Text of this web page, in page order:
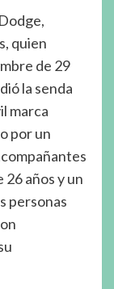
quien
de 29
la senda
marca
por un
26 años y un
personas